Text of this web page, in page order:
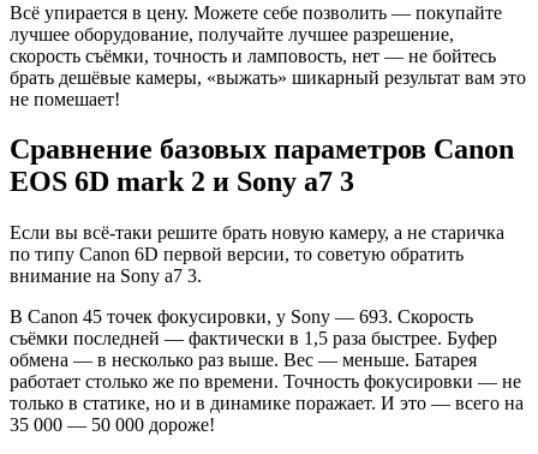
Всё упирается в цену. Можете себе позволить — покупайте
лучшее оборудование, получайте лучшее разрешение,
скорость съёмки, точность и ламповость, нет — не бойтесь
брать дешёвые камеры, «выжать» шикарный результат вам это
не помешает!
Сравнение базовых параметров Canon
EOS 6D mark 2 и Sony a7 3
Если вы всё-таки решите брать новую камеру, а не старичка
по типу Canon 6D первой версии, то советую обратить
внимание на Sony a7 3.
В Canon 45 точек фокусировки, у Sony — 693. Скорость
съёмки последней — фактически в 1,5 раза быстрее. Буфер
обмена — в несколько раз выше. Вес — меньше. Батарея
работает столько же по времени. Точность фокусировки — не
только в статике, но и в динамике поражает. И это — всего на
35 000 — 50 000 дороже!